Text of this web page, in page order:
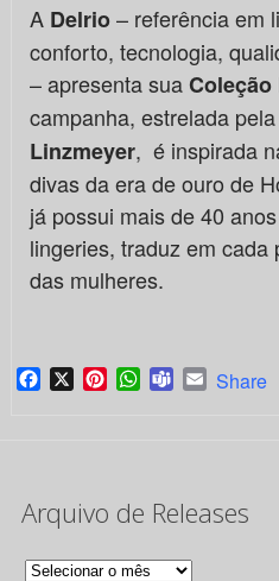
A Delrio– referência em
conforto, tecnologia,
– apresenta suaColeção
campanha, estrelada
Linzmeyer, é inspirada
divas da era de ouro de
já possui mais de 40
lingeries, traduz em
das mulheres.
Facebook
X PinterestWhatsApp
TeamsEmail
Share
Arquivo de Releases
Arquivo